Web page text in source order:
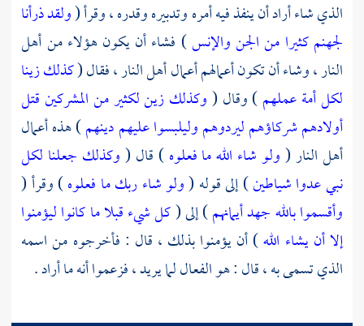
الذي شاء أراد أن ينفذ فيه أمره وتدبيره وقدره ، وقرأ (ولقد ذرأنا
لجهنم كثيرا من الجن والإنس) فشاء أن يكون هؤلاء من أهل
النار ، وشاء أن تكون أعمالهم أعمال أهل النار ، فقال (كذلك زينا
لكل أمة عملهم) وقال (وكذلك زين لكثير من المشركين قتل
أولادهم شركاؤهم ليردوهم وليلبسوا عليهم دينهم) هذه أعمال
أهل النار (ولو شاء الله ما فعلوه) قال (وكذلك جعلنا لكل
نبي عدوا شياطين) إلى قوله (ولو شاء ربك ما فعلوه) وقرأ (
وأقسموا بالله جهد أيمانهم) إلى (كل شيء قبلا ما كانوا ليؤمنوا
إلا أن يشاء الله) أن يؤمنوا بذلك ، قال : فأخرجوه من اسمه
الذي تسمى به ، قال : هو الفعال لما يريد ، فزعموا أنه ما أراد .